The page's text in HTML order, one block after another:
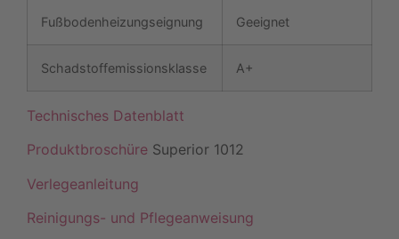
Fußbodenheizungseignung Geeignet
Schadstoffemissionsklasse A+
Technisches Datenblatt
Produktbroschüre Superior 1012
Verlegeanleitung
Reinigungs- und Pflegeanweisung